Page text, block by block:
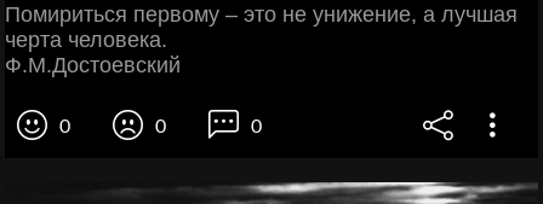
Помириться первому – это не унижение, а лучшая
черта человека.
Ф.М.Достоевский
0 0 0